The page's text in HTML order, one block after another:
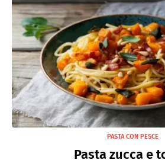
PASTA CON PESCE
Pasta zucca e